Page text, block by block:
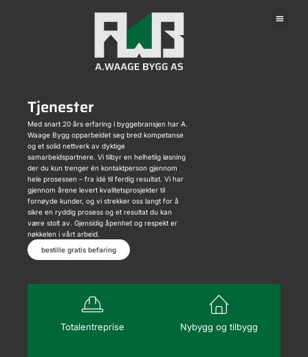
Tjenester
Med snart 20 års erfaring i byggebransjen har A.
Waage Bygg opparbeidet seg bred kompetanse
og et solid nettverk av dyktige
samarbeidspartnere. Vi tilbyr en helhetlig løsning
der du kun trenger én kontaktperson gjennom
hele prosessen – fra idé til ferdig resultat. Vi har
gjennom årene levert kvalitetsprosjekter til
fornøyde kunder, og vi strekker oss langt for å
sikre en ryddig prosess og et resultat du kan
være stolt av. Gjensidig åpenhet og respekt er
nøkkelen i vårt arbeid.
bestille gratis befaring
Totalentreprise Nybygg og tilbygg